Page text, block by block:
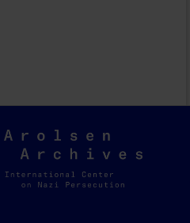
Arolsen
Archives